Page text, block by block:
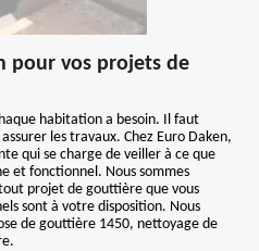
pour vos projets de
habitation a besoin. Il faut
les travaux. Chez Euro Daken,
qui se charge de veiller à ce que
et fonctionnel. Nous sommes
projet de gouttière que vous
sont à votre disposition. Nous
de gouttière 1450, nettoyage de